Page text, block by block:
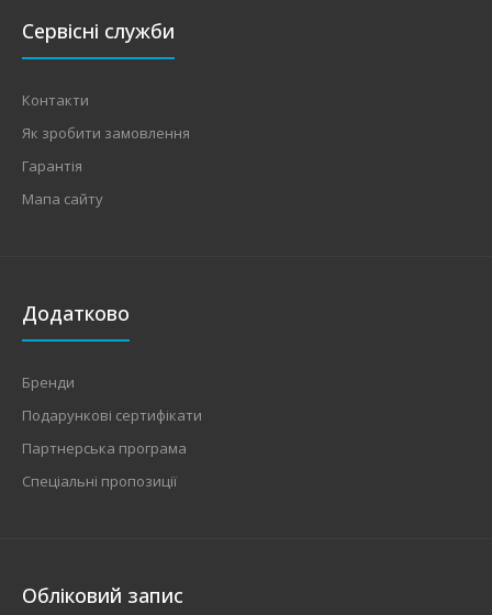
Сервісні служби
Контакти
Як зробити замовлення
Гарантія
Мапа сайту
Додатково
Бренди
Подарункові сертифікати
Партнерська програма
Спеціальні пропозиції
Обліковий запис